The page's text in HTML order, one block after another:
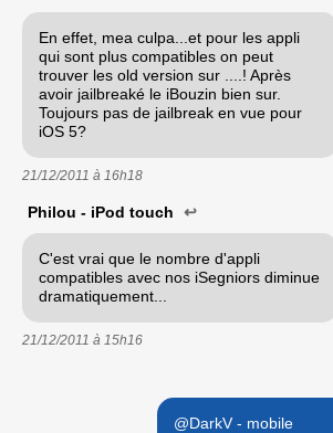
En effet, mea culpa...et pour les appli
qui sont plus compatibles on peut
trouver les old version sur ....! Après
avoir jailbreaké le iBouzin bien sur.
Toujours pas de jailbreak en vue pour
iOS 5?
21/12/2011 à 16h18
Philou - iPod touch ↩
C'est vrai que le nombre d'appli
compatibles avec nos iSegniors diminue
dramatiquement...
21/12/2011 à 15h16
@DarkV - mobile